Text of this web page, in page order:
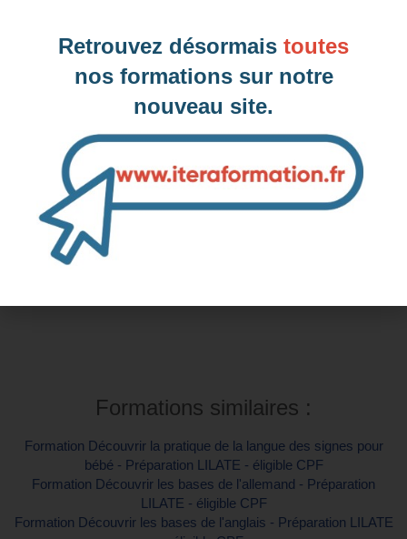
Inter-entreprise
Contactez-nous pour demander votre inscription
Intra-entreprise et sur mesure
Formations similaires :
Formation Découvrir la pratique de la langue des signes pour
bébé - Préparation LILATE - éligible CPF
Formation Découvrir les bases de l'allemand - Préparation
LILATE - éligible CPF
Formation Découvrir les bases de l'anglais - Préparation LILATE
Retrouvez désormais toutes
nos formations sur notre
nouveau site.